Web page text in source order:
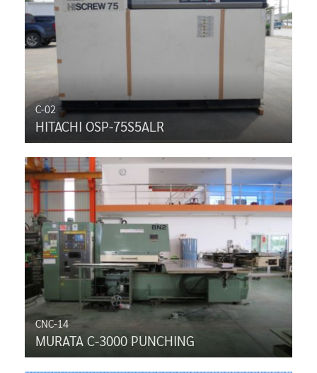
C-02
HITACHI OSP-75S5ALR
CNC-14
MURATA C-3000 PUNCHING